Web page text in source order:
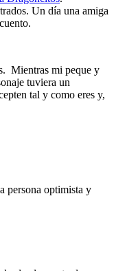
Un día una amiga
Mientras mi peque y
tuviera un
tal y como eres y,
persona optimista y